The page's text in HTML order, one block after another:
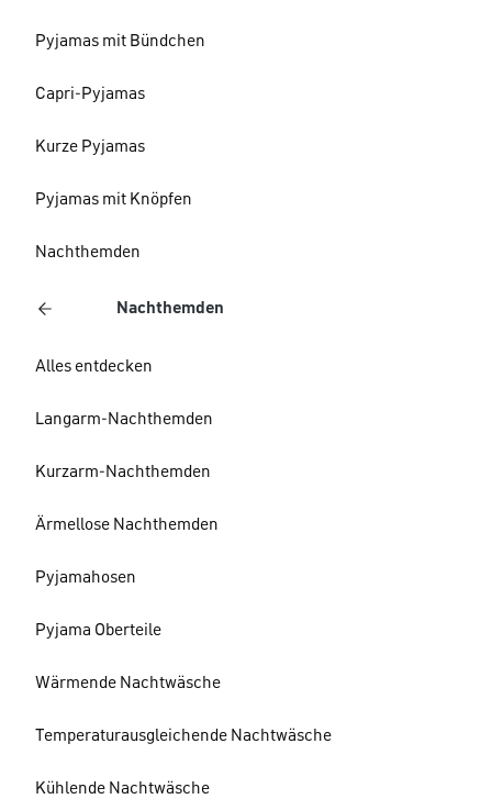
Pyjamas mit Bündchen
Capri-Pyjamas
Kurze Pyjamas
Pyjamas mit Knöpfen
Nachthemden
Nachthemden
Alles entdecken
Langarm-Nachthemden
Kurzarm-Nachthemden
Ärmellose Nachthemden
Pyjamahosen
Pyjama Oberteile
Wärmende Nachtwäsche
Temperaturausgleichende Nachtwäsche
Kühlende Nachtwäsche